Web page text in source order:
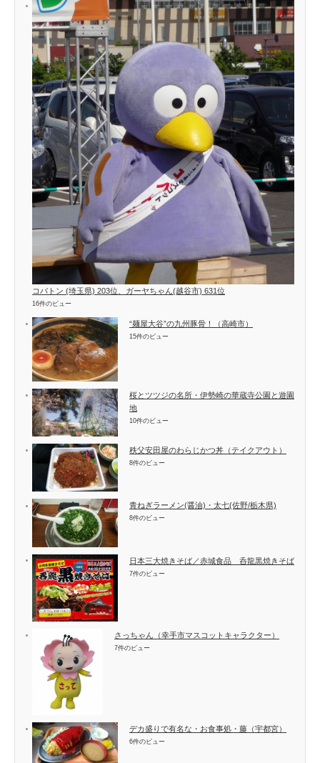
コバトン (埼玉県) 203位、ガーヤちゃん(越谷市) 631位
16件のビュー
“麺屋大谷”の九州豚骨！（高崎市）
15件のビュー
桜とツツジの名所・伊勢崎の華蔵寺公園と遊園
地
10件のビュー
秩父安田屋のわらじかつ丼（テイクアウト）
8件のビュー
青ねぎラーメン(醤油)・太七(佐野/栃木県)
8件のビュー
日本三大焼きそば／赤城食品 呑龍黒焼きそば
7件のビュー
さっちゃん（幸手市マスコットキャラクター）
7件のビュー
デカ盛りで有名な・お食事処・藤（宇都宮）
6件のビュー